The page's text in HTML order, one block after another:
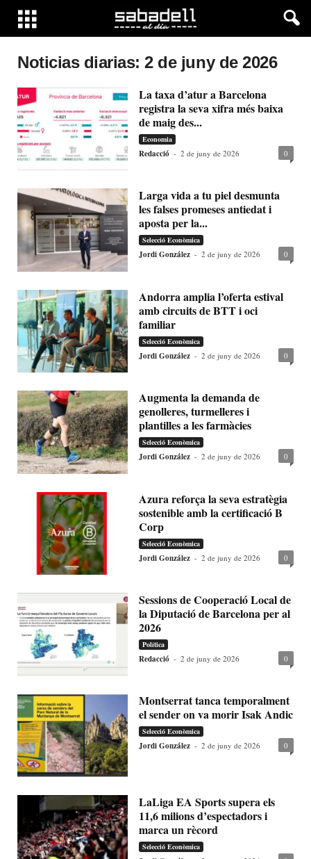
Noticias diarias: 2 de juny de 2026
La taxa d’atur a Barcelona
registra la seva xifra més baixa
de maig des...
Economia
Redacció - 2 de juny de 2026 0
Larga vida a tu piel desmunta
les falses promeses antiedat i
aposta per la...
Selecció Econòmica
Jordi González - 2 de juny de 2026 0
Andorra amplia l’oferta estival
amb circuits de BTT i oci
familiar
Selecció Econòmica
Jordi González - 2 de juny de 2026 0
Augmenta la demanda de
genolleres, turmelleres i
plantilles a les farmàcies
Selecció Econòmica
Jordi González - 2 de juny de 2026 0
Azura reforça la seva estratègia
sostenible amb la certificació B
Corp
Selecció Econòmica
Jordi González - 2 de juny de 2026 0
Sessions de Cooperació Local de
la Diputació de Barcelona per al
2026
Política
Redacció - 2 de juny de 2026 0
Montserrat tanca temporalment
el sender on va morir Isak Andic
Selecció Econòmica
Jordi González - 2 de juny de 2026 0
LaLiga EA Sports supera els
11,6 milions d’espectadors i
marca un rècord
Selecció Econòmica